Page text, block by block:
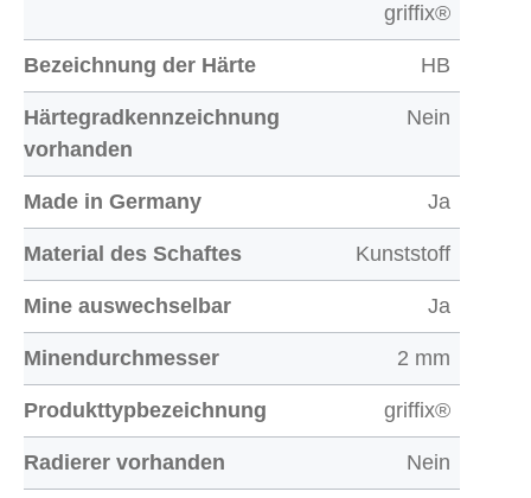
griffix®
Bezeichnung der Härte HB
Härtegradkennzeichnung
vorhanden
Nein
Made in Germany Ja
Material des Schaftes Kunststoff
Mine auswechselbar Ja
Minendurchmesser 2 mm
Produkttypbezeichnung griffix®
Radierer vorhanden Nein